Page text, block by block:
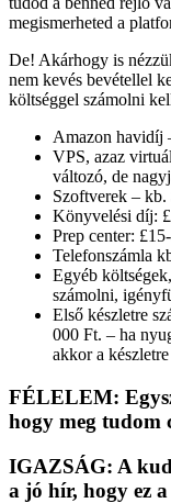
megismerheted a
De! Akárhogy is
nem kevés bevétellel
költséggel számolni
Amazon havidíj
VPS, azaz
változó, de
Szoftverek – kb.
Könyvelési díj:
Prep center:
Telefonszámla
Egyéb
számolni,
Első készletre
000 Ft. – ha
akkor a
FÉLELEM:
hogy meg tudom
IGAZSÁG: A
a jó hír, hogy ez